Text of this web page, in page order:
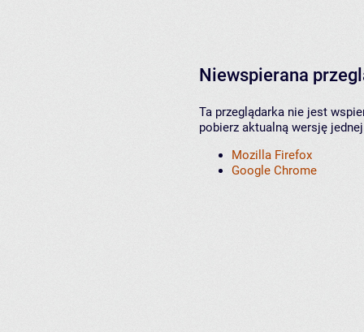
Niewspierana
Ta przeglądarka nie jest
pobierz aktualną wersję
Mozilla Firefox
Google Chrome